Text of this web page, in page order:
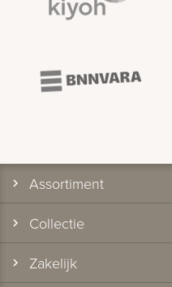
Assortiment
Collectie
Zakelijk